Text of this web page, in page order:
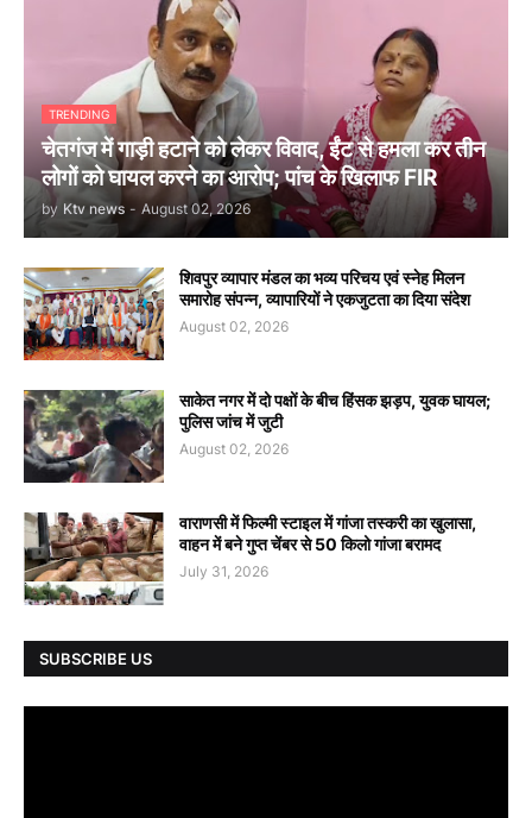
TRENDING
चेतगंज में गाड़ी हटाने को लेकर विवाद, ईंट से हमला कर तीन
लोगों को घायल करने का आरोप; पांच के खिलाफ FIR
by Ktv news - August 02, 2026
शिवपुर व्यापार मंडल का भव्य परिचय एवं स्नेह मिलन
समारोह संपन्न, व्यापारियों ने एकजुटता का दिया संदेश
August 02, 2026
साकेत नगर में दो पक्षों के बीच हिंसक झड़प, युवक घायल;
पुलिस जांच में जुटी
August 02, 2026
वाराणसी में फिल्मी स्टाइल में गांजा तस्करी का खुलासा,
वाहन में बने गुप्त चेंबर से 50 किलो गांजा बरामद
July 31, 2026
SUBSCRIBE US